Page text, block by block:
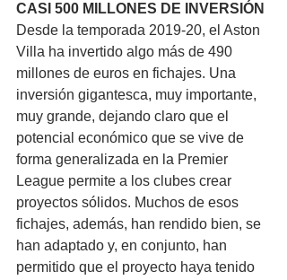
CASI 500 MILLONES DE INVERSIÓN
Desde la temporada 2019-20, el Aston
Villa ha invertido algo más de 490
millones de euros en fichajes. Una
inversión gigantesca, muy importante,
muy grande, dejando claro que el
potencial económico que se vive de
forma generalizada en la Premier
League permite a los clubes crear
proyectos sólidos. Muchos de esos
fichajes, además, han rendido bien, se
han adaptado y, en conjunto, han
permitido que el proyecto haya tenido